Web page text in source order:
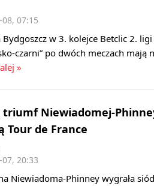
07:15
Bydgoszcz w 3. kolejce Betclic 2.
po dwóch meczach
»
triumf Niewiadomej-
Tour de France
20:33
Niewiadoma-Phinney wygrała